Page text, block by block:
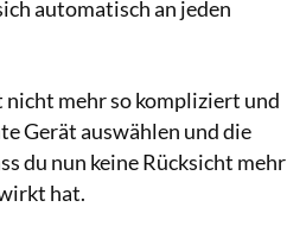
automatisch an jeden
mehr so kompliziert und
Gerät auswählen und die
du nun keine Rücksicht mehr
hat.